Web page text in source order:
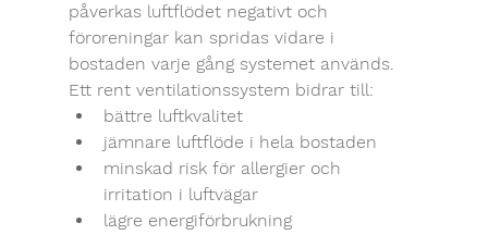
påverkas luftflödet negativt och
föroreningar kan spridas vidare i
bostaden varje gång systemet används.
Ett rent ventilationssystem bidrar till:
bättre luftkvalitet
jämnare luftflöde i hela bostaden
minskad risk för allergier och
irritation i luftvägar
lägre energiförbrukning